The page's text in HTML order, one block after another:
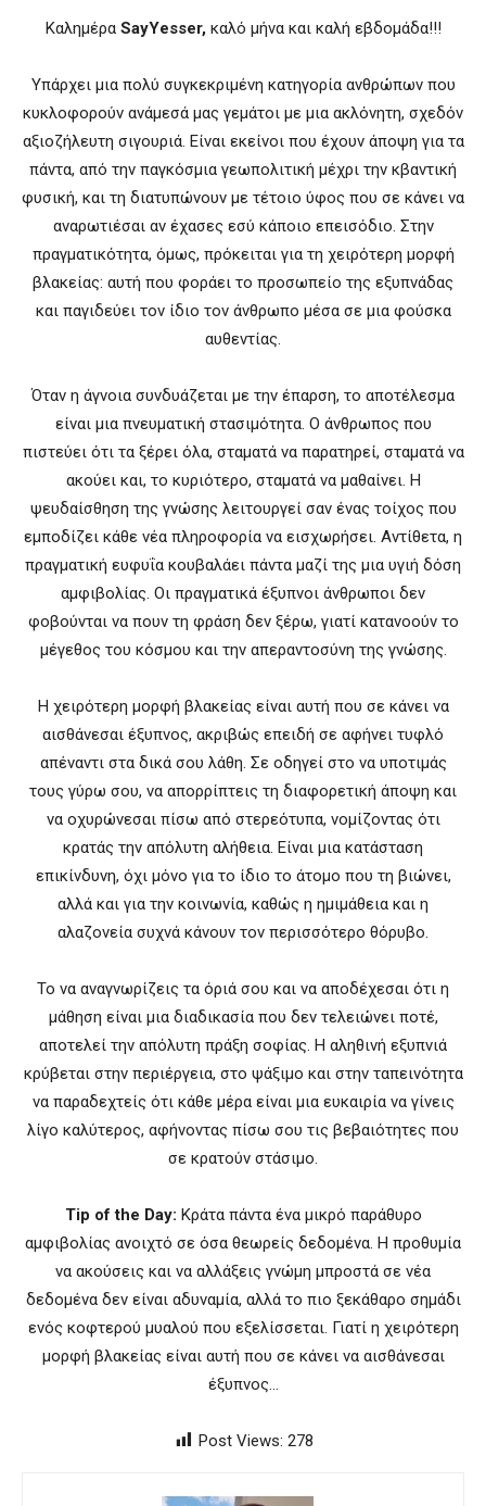
Καλημέρα SayYesser, καλό μήνα και καλή εβδομάδα!!!
Υπάρχει μια πολύ συγκεκριμένη κατηγορία ανθρώπων που
κυκλοφορούν ανάμεσά μας γεμάτοι με μια ακλόνητη, σχεδόν
αξιοζήλευτη σιγουριά. Είναι εκείνοι που έχουν άποψη για τα
πάντα, από την παγκόσμια γεωπολιτική μέχρι την κβαντική
φυσική, και τη διατυπώνουν με τέτοιο ύφος που σε κάνει να
αναρωτιέσαι αν έχασες εσύ κάποιο επεισόδιο. Στην
πραγματικότητα, όμως, πρόκειται για τη χειρότερη μορφή
βλακείας: αυτή που φοράει το προσωπείο της εξυπνάδας
και παγιδεύει τον ίδιο τον άνθρωπο μέσα σε μια φούσκα
αυθεντίας.
Όταν η άγνοια συνδυάζεται με την έπαρση, το αποτέλεσμα
είναι μια πνευματική στασιμότητα. Ο άνθρωπος που
πιστεύει ότι τα ξέρει όλα, σταματά να παρατηρεί, σταματά να
ακούει και, το κυριότερο, σταματά να μαθαίνει. Η
ψευδαίσθηση της γνώσης λειτουργεί σαν ένας τοίχος που
εμποδίζει κάθε νέα πληροφορία να εισχωρήσει. Αντίθετα, η
πραγματική ευφυΐα κουβαλάει πάντα μαζί της μια υγιή δόση
αμφιβολίας. Οι πραγματικά έξυπνοι άνθρωποι δεν
φοβούνται να πουν τη φράση δεν ξέρω, γιατί κατανοούν το
μέγεθος του κόσμου και την απεραντοσύνη της γνώσης.
Η χειρότερη μορφή βλακείας είναι αυτή που σε κάνει να
αισθάνεσαι έξυπνος, ακριβώς επειδή σε αφήνει τυφλό
απέναντι στα δικά σου λάθη. Σε οδηγεί στο να υποτιμάς
τους γύρω σου, να απορρίπτεις τη διαφορετική άποψη και
να οχυρώνεσαι πίσω από στερεότυπα, νομίζοντας ότι
κρατάς την απόλυτη αλήθεια. Είναι μια κατάσταση
επικίνδυνη, όχι μόνο για το ίδιο το άτομο που τη βιώνει,
αλλά και για την κοινωνία, καθώς η ημιμάθεια και η
αλαζονεία συχνά κάνουν τον περισσότερο θόρυβο.
Το να αναγνωρίζεις τα όριά σου και να αποδέχεσαι ότι η
μάθηση είναι μια διαδικασία που δεν τελειώνει ποτέ,
αποτελεί την απόλυτη πράξη σοφίας. Η αληθινή εξυπνιά
κρύβεται στην περιέργεια, στο ψάξιμο και στην ταπεινότητα
να παραδεχτείς ότι κάθε μέρα είναι μια ευκαιρία να γίνεις
λίγο καλύτερος, αφήνοντας πίσω σου τις βεβαιότητες που
σε κρατούν στάσιμο.
Tip of the Day: Κράτα πάντα ένα μικρό παράθυρο
αμφιβολίας ανοιχτό σε όσα θεωρείς δεδομένα. Η προθυμία
να ακούσεις και να αλλάξεις γνώμη μπροστά σε νέα
δεδομένα δεν είναι αδυναμία, αλλά το πιο ξεκάθαρο σημάδι
ενός κοφτερού μυαλού που εξελίσσεται. Γιατί η χειρότερη
μορφή βλακείας είναι αυτή που σε κάνει να αισθάνεσαι
έξυπνος…
Post Views: 278